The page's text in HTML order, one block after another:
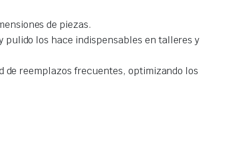
de piezas.
pulido los hace indispensables en talleres y
de reemplazos frecuentes, optimizando los